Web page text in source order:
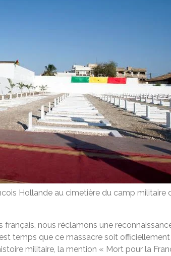
Hollande au cimetière du camp militaire
français, nous réclamons une
temps que ce massacre soit
militaire, la mention « Mort pour la